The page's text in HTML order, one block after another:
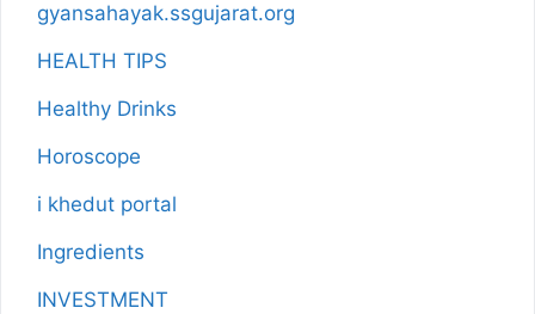
gyansahayak.ssgujarat.org
HEALTH TIPS
Healthy Drinks
Horoscope
i khedut portal
Ingredients
INVESTMENT